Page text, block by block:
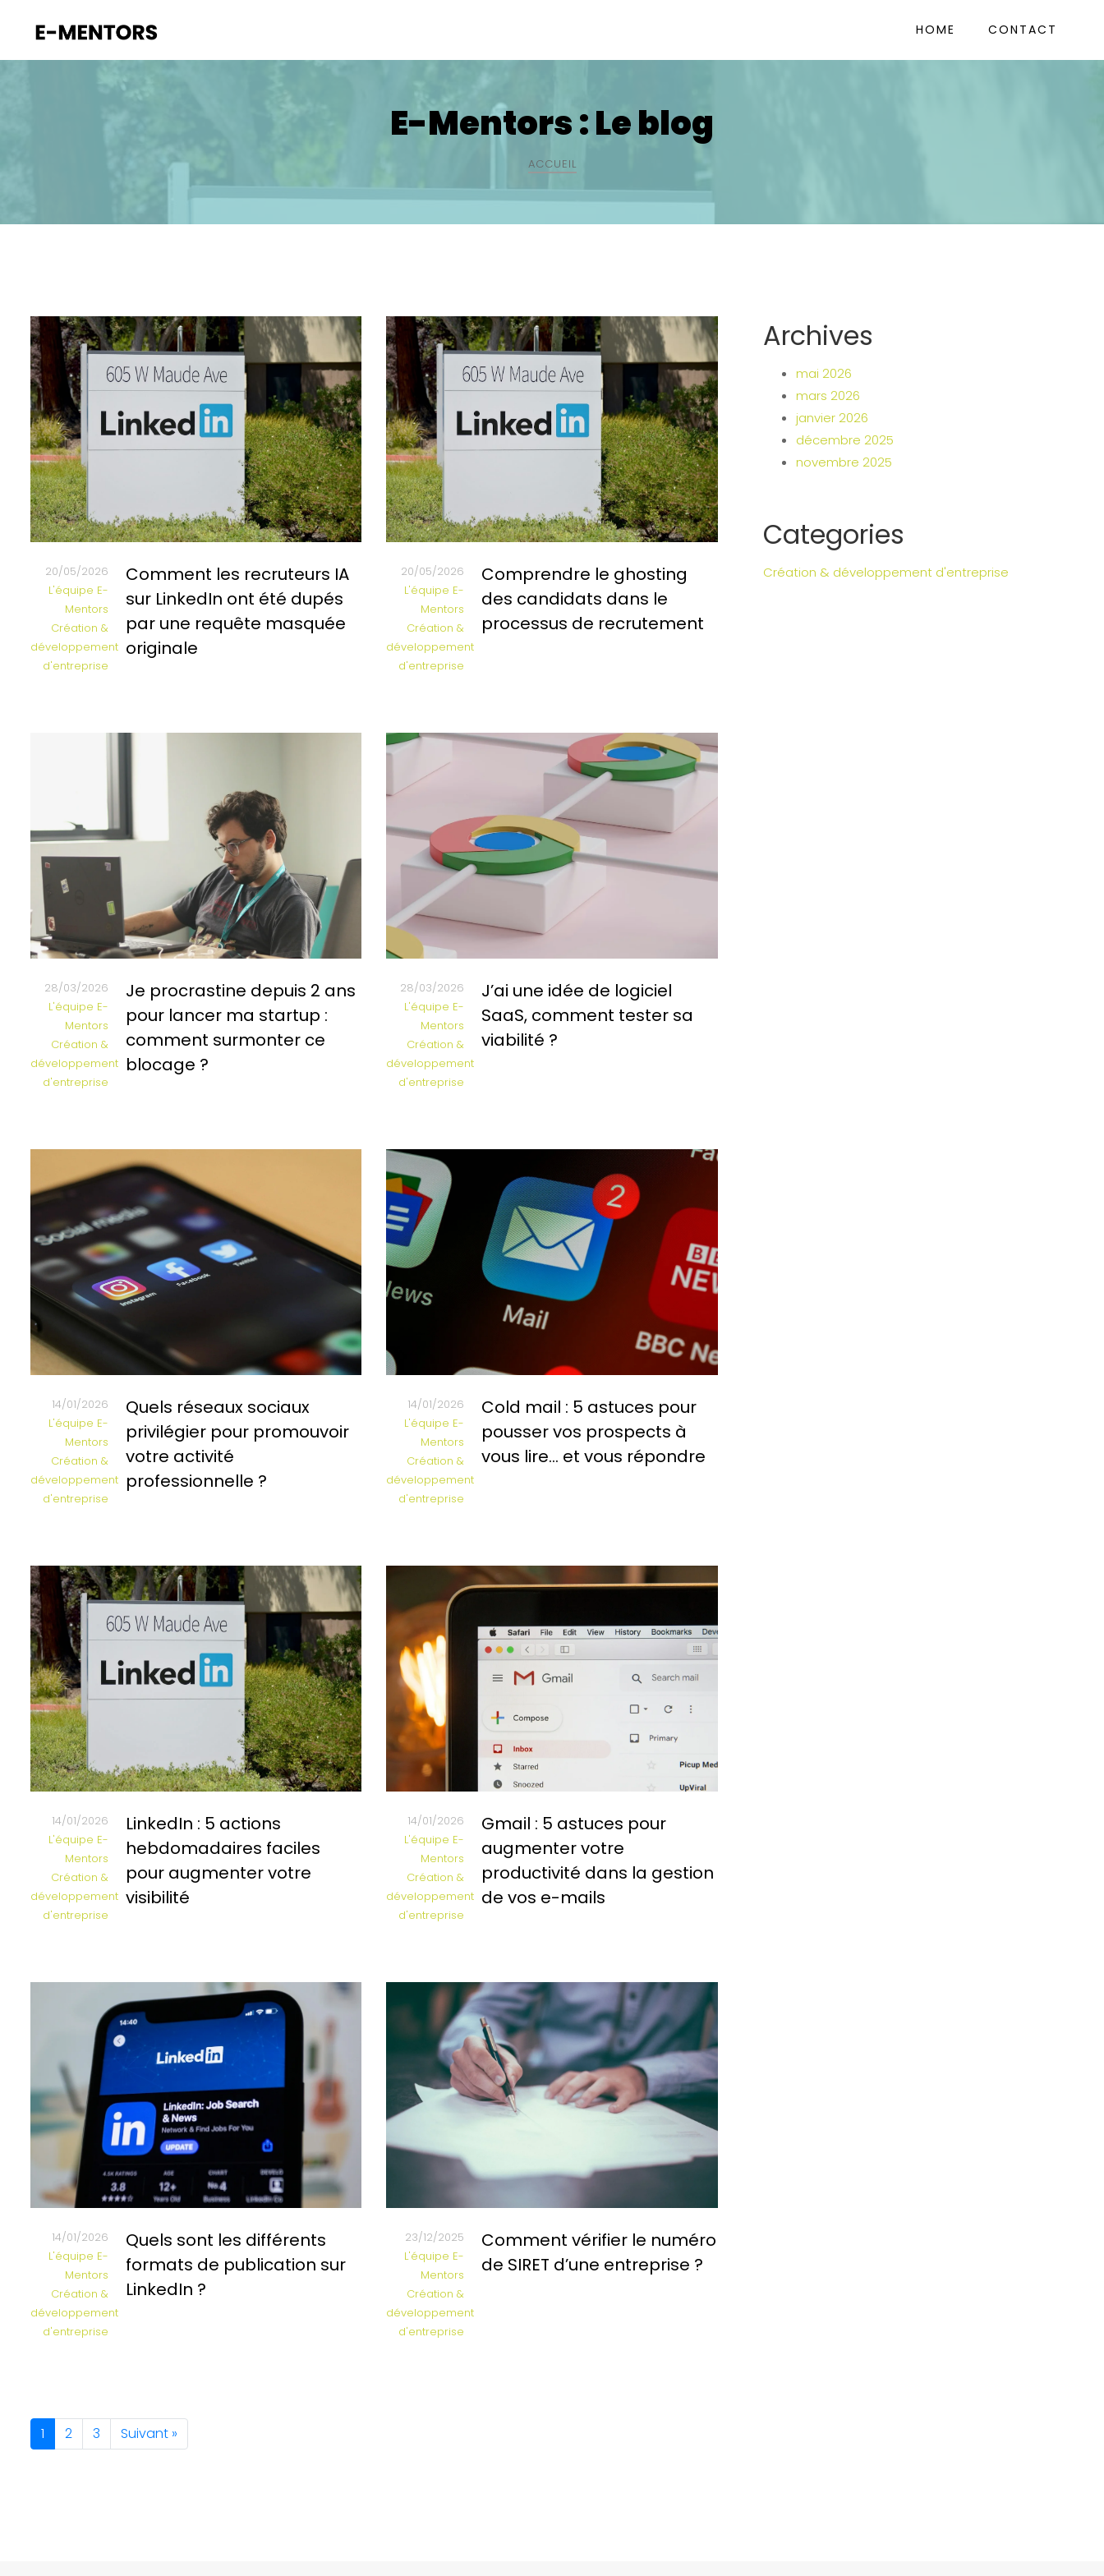
HOME CONTACT
E-Mentors : Le blog
ACCUEIL
20/05/2026
L'équipe E-
Mentors
Création &
développement
d'entreprise
Comment les recruteurs IA
sur LinkedIn ont été dupés
par une requête masquée
originale
20/05/2026
L'équipe E-
Mentors
Création &
développement
d'entreprise
Comprendre le ghosting
des candidats dans le
processus de recrutement
28/03/2026
L'équipe E-
Mentors
Création &
développement
d'entreprise
Je procrastine depuis 2 ans
pour lancer ma startup :
comment surmonter ce
blocage ?
28/03/2026
L'équipe E-
Mentors
Création &
développement
d'entreprise
J’ai une idée de logiciel
SaaS, comment tester sa
viabilité ?
14/01/2026
L'équipe E-
Mentors
Création &
développement
d'entreprise
Quels réseaux sociaux
privilégier pour promouvoir
votre activité
professionnelle ?
14/01/2026
L'équipe E-
Mentors
Création &
développement
d'entreprise
Cold mail : 5 astuces pour
pousser vos prospects à
vous lire… et vous répondre
14/01/2026
L'équipe E-
Mentors
Création &
développement
d'entreprise
LinkedIn : 5 actions
hebdomadaires faciles
pour augmenter votre
visibilité
14/01/2026
L'équipe E-
Mentors
Création &
développement
d'entreprise
Gmail : 5 astuces pour
augmenter votre
productivité dans la gestion
de vos e-mails
14/01/2026
L'équipe E-
Mentors
Création &
développement
d'entreprise
Quels sont les différents
formats de publication sur
LinkedIn ?
23/12/2025
L'équipe E-
Mentors
Création &
développement
d'entreprise
Comment vérifier le numéro
de SIRET d’une entreprise ?
1 2 3 Suivant »
Archives
mai 2026
mars 2026
janvier 2026
décembre 2025
novembre 2025
Categories
Création & développement d'entreprise